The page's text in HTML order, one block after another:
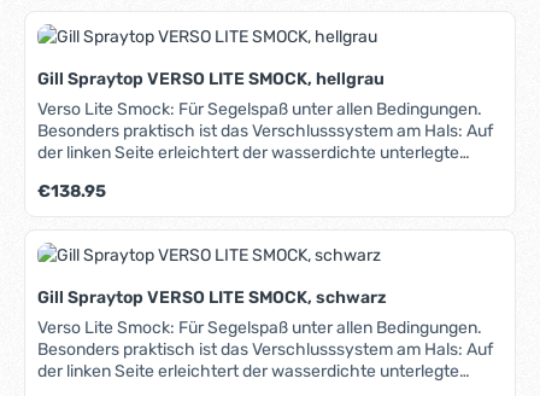
Gill Spraytop VERSO LITE SMOCK, hellgrau
Verso Lite Smock: Für Segelspaß unter allen Bedingungen.
Besonders praktisch ist das Verschlusssystem am Hals: Auf
der linken Seite erleichtert der wasserdichte unterlegte
auf der rechten Seite ist ein Klettverschluss angebracht, mit
dem die Weite des Halsausschnittes im geschlossenen
Zustand nur einmal eingestellt werden muss. So ist beim
Anziehen und Schließen des Reißverschlusses automatisch
sowie die Armabschlüsse aus tragefreundlichem PU sind
einstellbar, sodass eine maximale Dichtigkeit erreicht wird.
Das super-leichte 2-Lagen XPLORE®-Material ist sehr
atmungsaktiv und - natürlich - 100% wasserdicht. Durch die
Regulärer Preis:
€138.95
Gill Spraytop VERSO LITE SMOCK, schwarz
Verso Lite Smock: Für Segelspaß unter allen Bedingungen.
Besonders praktisch ist das Verschlusssystem am Hals: Auf
der linken Seite erleichtert der wasserdichte unterlegte